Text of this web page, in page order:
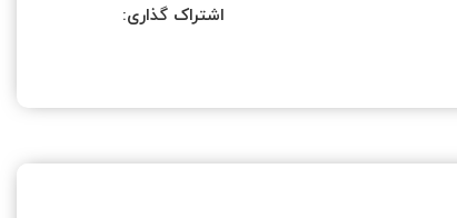
اشتراک گذاری: